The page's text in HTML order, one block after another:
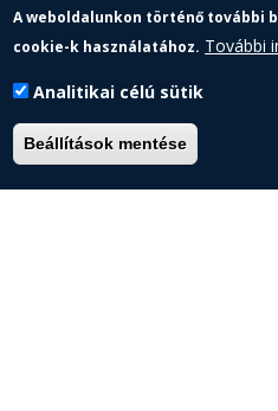
A weboldalunkon történő további
cookie-k használatához. További
Analitikai célú sütik
Beállítások mentése